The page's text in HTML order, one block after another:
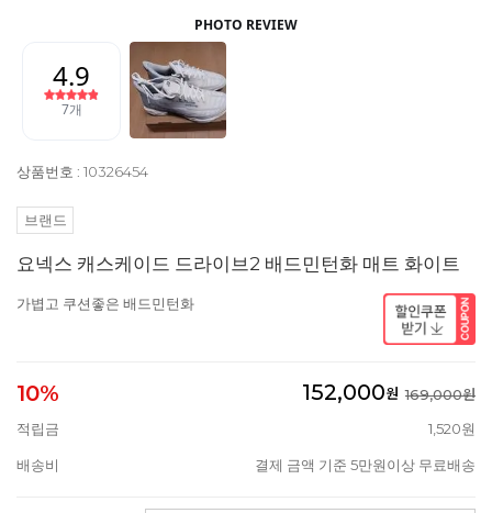
상품번호 : 10326454
브랜드
요넥스 캐스케이드 드라이브2 배드민턴화 매트 화이트
가볍고 쿠션좋은 배드민턴화
10% 152,000원 169,000원
적립금
1,520원
배송비 결제 금액 기준 5만원이상 무료배송